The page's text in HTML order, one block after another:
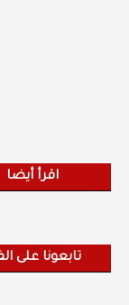
اقرأ أيضا
تابعونا على